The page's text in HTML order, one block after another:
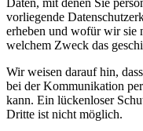
Daten, mit denen Sie
vorliegende
erheben und wofür wir sie
welchem Zweck das
Wir weisen darauf hin,
bei der Kommunikation
kann. Ein lückenloser
Dritte ist nicht möglich.